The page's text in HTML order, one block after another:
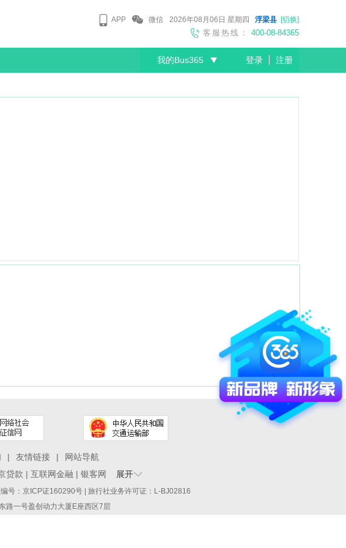
APP 微信 2026年08月06日 星期四 浮梁县 [切换]
客服热线： 400-08-84365
我的Bus365 登录 注册
| 友情链接 |
网站导航
贷款 | 互联网金融 | 银客网 展开
：京ICP证160290号 | 旅行社业务许可证：L-BJ02816
路一号盈创动力大厦E座西区7层